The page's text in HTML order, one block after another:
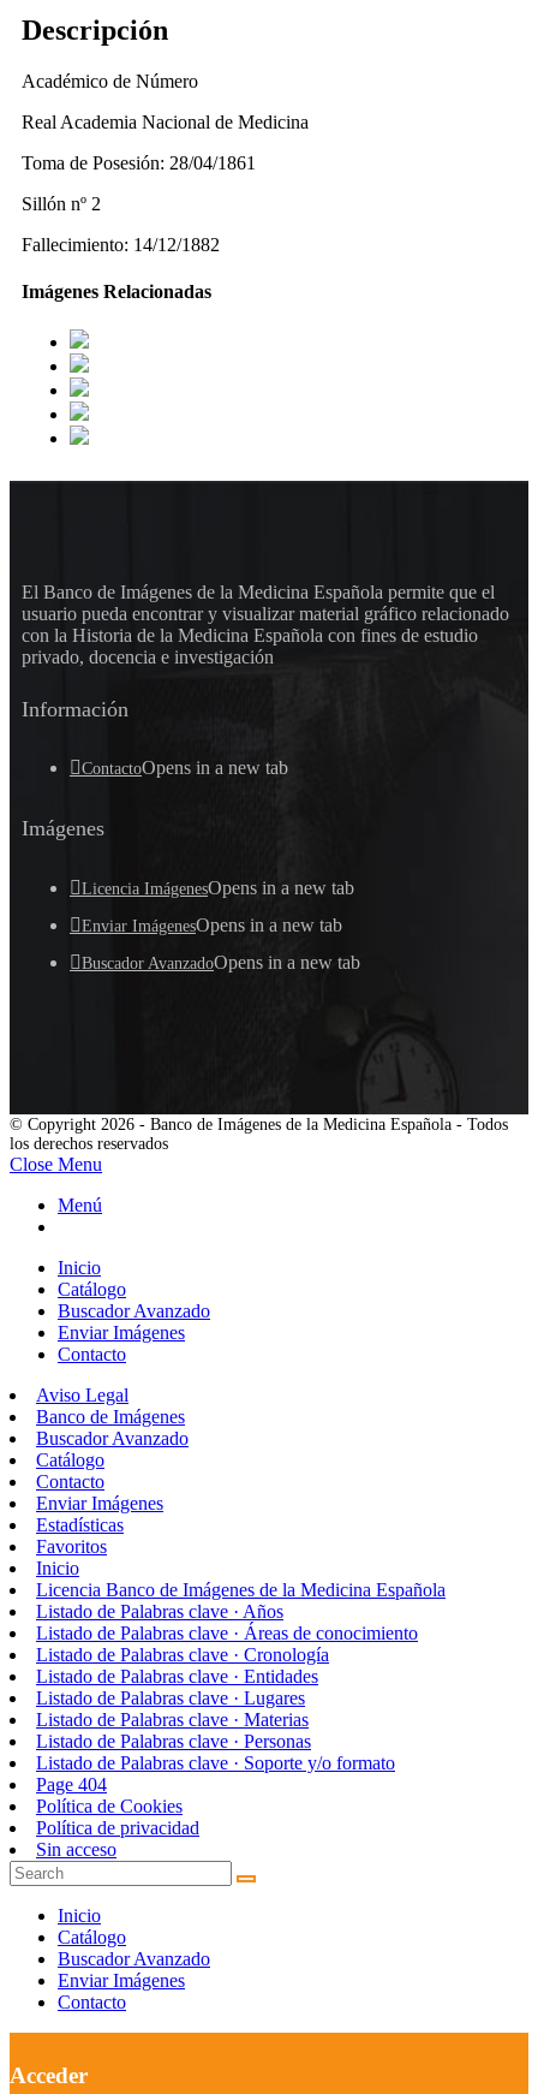
Descripción
Académico de Número
Real Academia Nacional de Medicina
Toma de Posesión: 28/04/1861
Sillón nº 2
Fallecimiento: 14/12/1882
Imágenes Relacionadas
El Banco de Imágenes de la Medicina Española permite que el
usuario pueda encontrar y visualizar material gráfico relacionado
con la Historia de la Medicina Española con fines de estudio
privado, docencia e investigación
Información
ContactoOpens in a new tab
Imágenes
Licencia ImágenesOpens in a new tab
Enviar ImágenesOpens in a new tab
Buscador AvanzadoOpens in a new tab
© Copyright 2026 - Banco de Imágenes de la Medicina Española - Todos
los derechos reservados
Close Menu
Menú
Inicio
Catálogo
Buscador Avanzado
Enviar Imágenes
Contacto
Aviso Legal
Banco de Imágenes
Buscador Avanzado
Catálogo
Contacto
Enviar Imágenes
Estadísticas
Favoritos
Inicio
Licencia Banco de Imágenes de la Medicina Española
Listado de Palabras clave · Años
Listado de Palabras clave · Áreas de conocimiento
Listado de Palabras clave · Cronología
Listado de Palabras clave · Entidades
Listado de Palabras clave · Lugares
Listado de Palabras clave · Materias
Listado de Palabras clave · Personas
Listado de Palabras clave · Soporte y/o formato
Page 404
Política de Cookies
Política de privacidad
Sin acceso
Inicio
Catálogo
Buscador Avanzado
Enviar Imágenes
Contacto
Acceder